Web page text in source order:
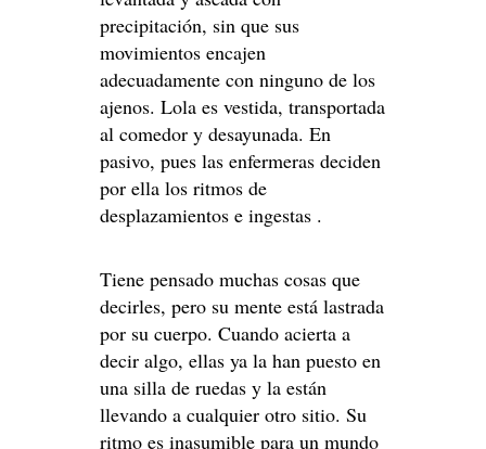
precipitación, sin que sus
movimientos encajen
adecuadamente con ninguno de los
ajenos. Lola es vestida, transportada
al comedor y desayunada. En
pasivo, pues las enfermeras deciden
por ella los ritmos de
desplazamientos e ingestas .
Tiene pensado muchas cosas que
decirles, pero su mente está lastrada
por su cuerpo. Cuando acierta a
decir algo, ellas ya la han puesto en
una silla de ruedas y la están
llevando a cualquier otro sitio. Su
ritmo es inasumible para un mundo